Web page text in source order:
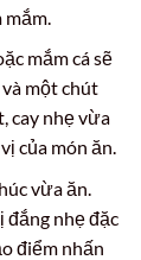
mắm cá sẽ
một chút
cay nhẹ vừa
của món ăn.
vừa ăn.
đắng nhẹ đặc
điểm nhấn